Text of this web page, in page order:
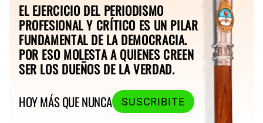
EL EJERCICIO DEL PERIODISMO
PROFESIONAL Y CRÍTICO ES UN PILAR
FUNDAMENTAL DE LA DEMOCRACIA.
POR ESO MOLESTA A QUIENES CREEN
SER LOS DUEÑOS DE LA VERDAD.
HOY MÁS QUE NUNCA
SUSCRIBITE